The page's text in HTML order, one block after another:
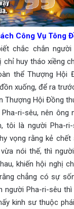
Công Vụ Tông
chắc chắn
chỉ huy tháo xiềng
thể Thượng Hội
xuống, để ra
Thượng Hội Đồng
ri-sêu, nên ông
tôi là người Pha-
vọng rằng kẻ
nói thế, thì
khiến hội nghị
chẳng có sự
người Pha-ri-sêu
kinh sư thuộc